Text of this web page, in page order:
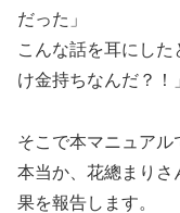
だった」
こんな話を耳にし
け金持ちなんだ？！
そこで本マニュア
本当か、花總まりさ
果を報告します。